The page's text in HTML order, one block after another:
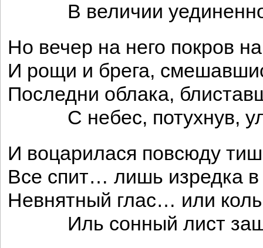
В величии
Но вечер на него покров
И рощи и брега,
Последни облака,
С небес, потухнув,
И воцарилася повсюду
Все спит… лишь изредка
Невнятный глас… или
Иль сонный лист